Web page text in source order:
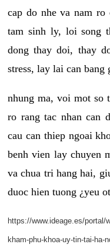
cap do nhe va nam ro
tam sinh ly, loi song
dong thay doi, thay
stress, lay lai can bang
nhung ma, voi mot so
ro rang tac nhan can
cau can thiep ngoai
benh vien lay chuyen
va chua tri hang hai,
duoc hien tuong ¿yeu
https://www.ideage.es/portal/
kham-phu-khoa-uy-tin-tai-ha-